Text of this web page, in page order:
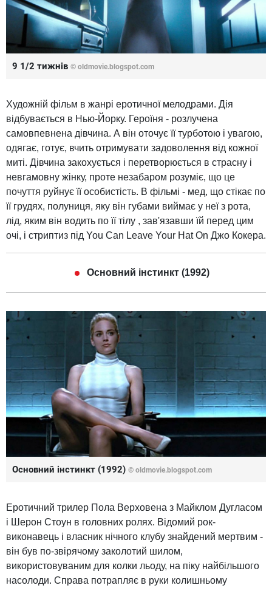
9 1/2 тижнів © oldmovie.blogspot.com
Художній фільм в жанрі еротичної мелодрами. Дія
відбувається в Нью-Йорку. Героїня - розлучена
самовпевнена дівчина. А він оточує її турботою і увагою,
одягає, готує, вчить отримувати задоволення від кожної
миті. Дівчина закохується і перетворюється в страсну і
невгамовну жінку, проте незабаром розуміє, що це
почуття руйнує її особистість. В фільмі - мед, що стікає по
її грудях, полуниця, яку він губами виймає у неї з рота,
лід, яким він водить по її тілу , зав'язавши їй перед цим
очі, і стриптиз під You Can Leave Your Hat On Джо Кокера.
Основний інстинкт (1992)
Основний інстинкт (1992) © oldmovie.blogspot.com
Еротичний трилер Пола Верховена з Майклом Дугласом
і Шерон Стоун в головних ролях. Відомий рок-
виконавець і власник нічного клубу знайдений мертвим -
він був по-звірячому заколотий шилом,
використовуваним для колки льоду, на піку найбільшого
насолоди. Справа потрапляє в руки колишньому